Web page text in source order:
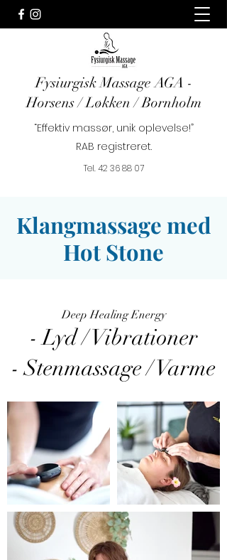
Fysiurgisk Massage AGA -
Horsens / Løkken / Bornholm
“Effektiv massør, unik oplevelse!”
RAB registreret.
Tel.42 36 88 07
Klangmassage med
Hot Stone
Deep Healing Energy
- Lyd / Vibrationer
- Stenmassage / Varme